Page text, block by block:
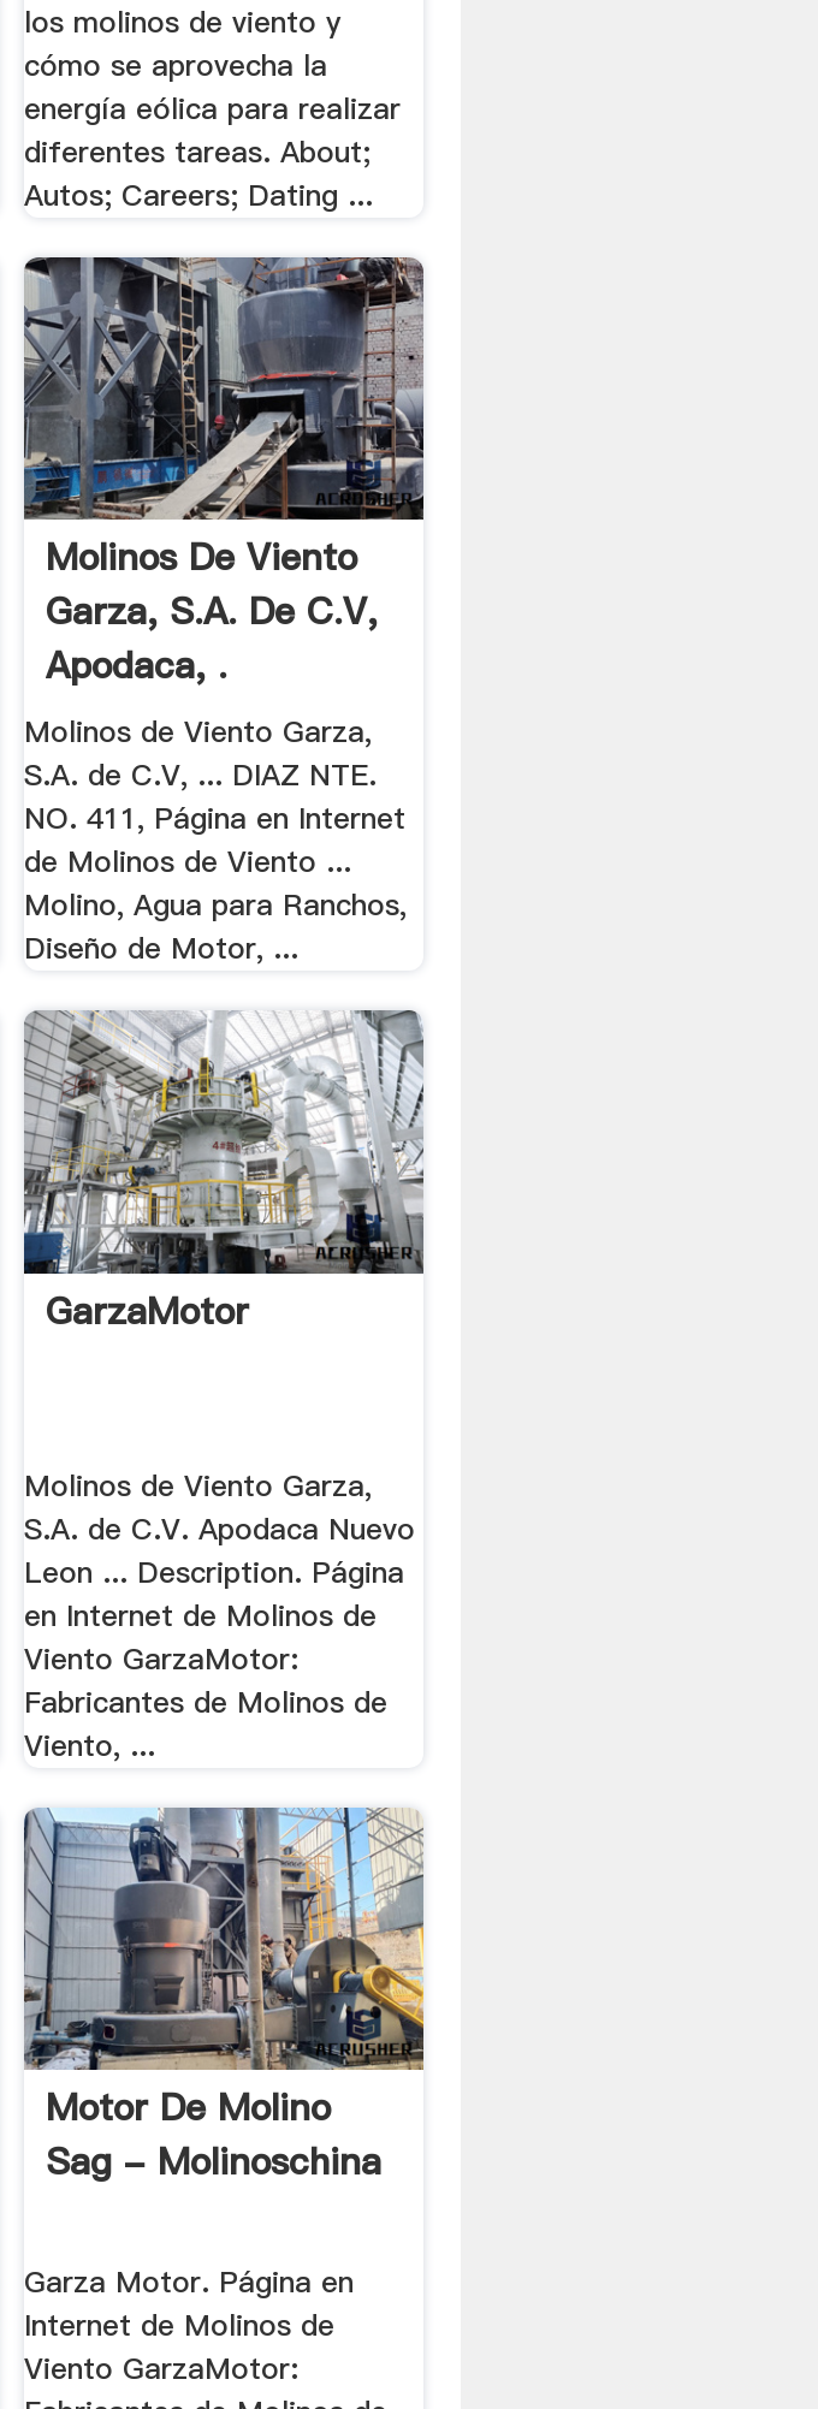
los molinos de viento y
cómo se aprovecha la
energía eólica para realizar
diferentes tareas. About;
Autos; Careers; Dating ...
Molinos De Viento
Garza, S.A. De C.V,
Apodaca, .
Molinos de Viento Garza,
S.A. de C.V, ... DIAZ NTE.
NO. 411, Página en Internet
de Molinos de Viento ...
Molino, Agua para Ranchos,
Diseño de Motor, ...
GarzaMotor
Molinos de Viento Garza,
S.A. de C.V. Apodaca Nuevo
Leon ... Description. Página
en Internet de Molinos de
Viento GarzaMotor:
Fabricantes de Molinos de
Viento, ...
Motor De Molino
Sag - Molinoschina
Garza Motor. Página en
Internet de Molinos de
Viento GarzaMotor: